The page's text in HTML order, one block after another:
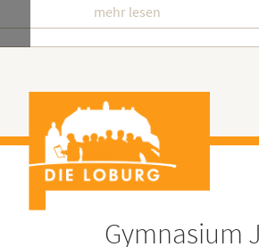
mehr lesen
Gymnasium